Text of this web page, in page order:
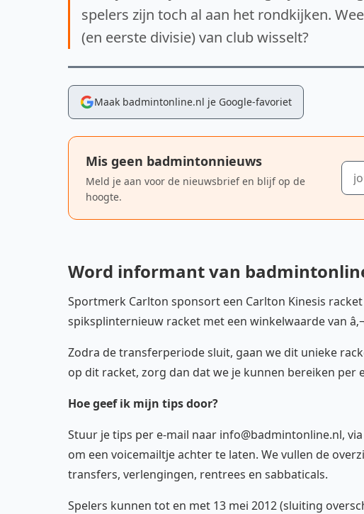
spelers zijn toch al aan het rondkijken.
(en eerste divisie) van club wisselt?
Maak badmintonline.nl je Google-favoriet
Mis geen badmintonnieuws
Meld je aan voor de nieuwsbrief en blijf op de
hoogte.
E-
Word informant van
Sportmerk Carlton sponsort een Carlton Kinesis
spiksplinternieuw racket met een winkelwaarde van
Zodra de transferperiode sluit, gaan we dit unieke
op dit racket, zorg dan dat we je kunnen bereiken per
Hoe geef ik mijn tips door?
Stuur je tips per e-mail naar info@badmintonline.nl,
om een voicemailtje achter te laten. We vullen de
transfers, verlengingen, rentrees en sabbaticals.
Spelers kunnen tot en met 13 mei 2012 (sluiting